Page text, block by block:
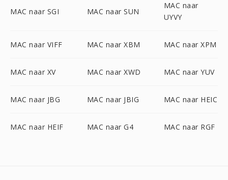
MAC naar SGI MAC naar SUN
MAC naar
UYVY
MAC naar VIFF MAC naar XBM MAC naar XPM
MAC naar XV MAC naar XWD MAC naar YUV
MAC naar JBG MAC naar JBIG MAC naar HEIC
MAC naar HEIF MAC naar G4 MAC naar RGF